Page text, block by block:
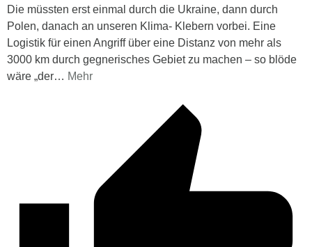
Die müssten erst einmal durch die Ukraine, dann durch
Polen, danach an unseren Klima- Klebern vorbei. Eine
Logistik für einen Angriff über eine Distanz von mehr als
3000 km durch gegnerisches Gebiet zu machen – so blöde
wäre „der… Mehr